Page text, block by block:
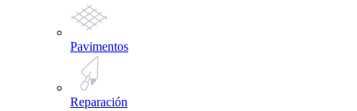
Pavimentos
Reparación